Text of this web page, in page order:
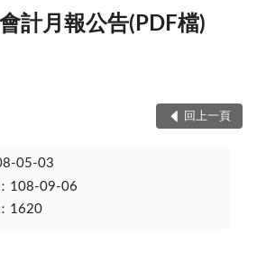
計月報公告(PDF檔)
回上一頁
05-03
108-09-06
1620